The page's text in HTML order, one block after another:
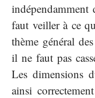
faut veiller à ce
thème général
il ne faut pas
Les dimensions
ainsi